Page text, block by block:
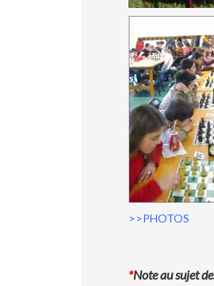
>>PHOTOS
*Note au sujet